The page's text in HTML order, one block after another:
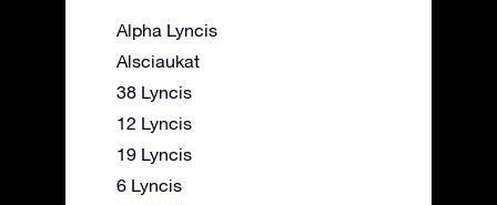
Alpha Lyncis
Alsciaukat
38 Lyncis
12 Lyncis
19 Lyncis
6 Lyncis